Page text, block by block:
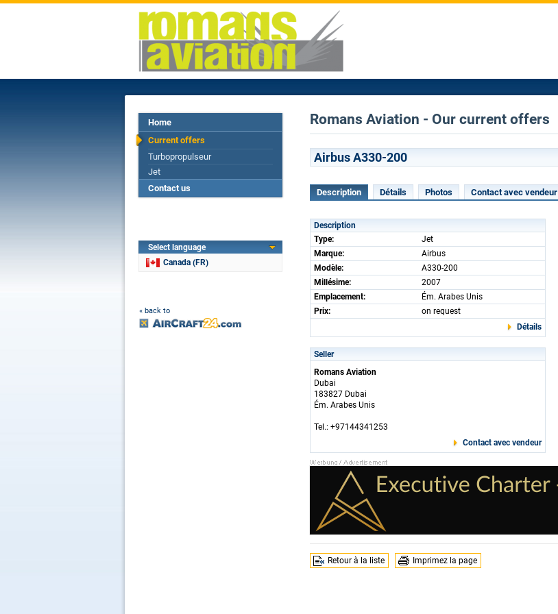
Home
Current offers
Turbopropulseur
Jet
Contact us
Select language
Canada (FR)
« back to
Romans Aviation - Our current offers
Airbus A330-200
Description Détails Photos Contact avec vendeur
Description
Type:
Jet
Marque:
Airbus
Modèle:
A330-200
Millésime:
2007
Emplacement:
Ém. Arabes Unis
Prix:
on request
Détails
Seller
Romans Aviation
Dubai
183827 Dubai
Ém. Arabes Unis
Tel.: +97144341253
Contact avec vendeur
Retour à la liste Imprimez la page